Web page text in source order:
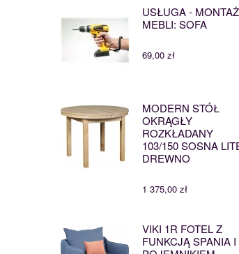
USŁUGA - MONTAŻ
MEBLI: SOFA
69,00 zł
MODERN STÓŁ
OKRĄGŁY
ROZKŁADANY
103/150 SOSNA
DREWNO
1 375,00 zł
VIKI 1R FOTEL Z
FUNKCJĄ SPANIA I